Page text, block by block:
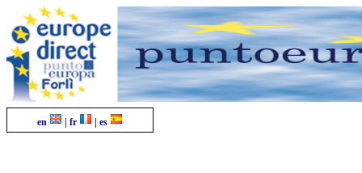
en | fr | es